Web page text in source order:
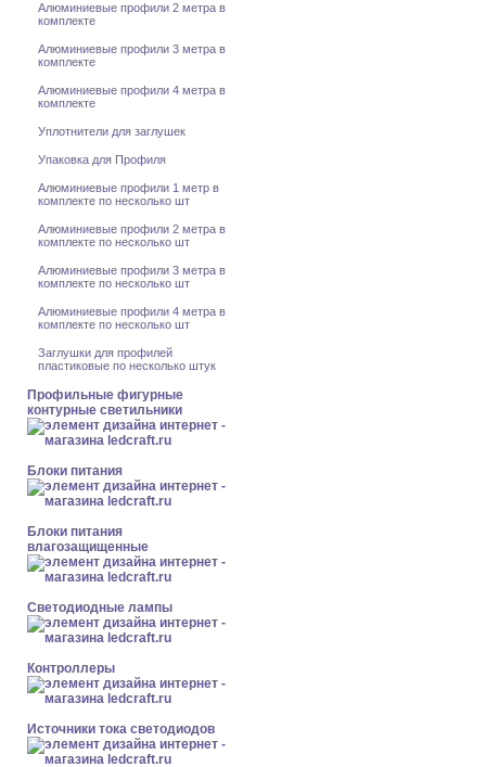
Алюминиевые профили 2 метра в
комплекте
Алюминиевые профили 3 метра в
комплекте
Алюминиевые профили 4 метра в
комплекте
Уплотнители для заглушек
Упаковка для Профиля
Алюминиевые профили 1 метр в
комплекте по несколько шт
Алюминиевые профили 2 метра в
комплекте по несколько шт
Алюминиевые профили 3 метра в
комплекте по несколько шт
Алюминиевые профили 4 метра в
комплекте по несколько шт
Заглушки для профилей
пластиковые по несколько штук
Профильные фигурные
контурные светильники
Блоки питания
Блоки питания
влагозащищенные
Светодиодные лампы
Контроллеры
Источники тока светодиодов